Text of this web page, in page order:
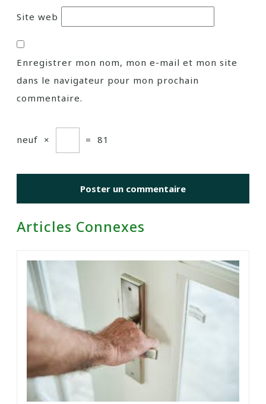
Site web
Enregistrer mon nom, mon e-mail et mon site
dans le navigateur pour mon prochain
commentaire.
neuf × = 81
Articles Connexes